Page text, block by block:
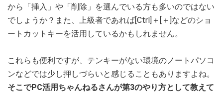
から「挿入」や「削除」を選んでいる方も多いのではない
でしょうか？また、上級者であれば[Ctrl]＋[＋]などのショ
ートカットキーを活用しているかもしれません。
これらも便利ですが、テンキーがない環境のノートパソコ
ンなどでは少し押しづらいと感じることもありますよね。
そこでPC活用ちゃんねるさんが第3のやり方として教えて